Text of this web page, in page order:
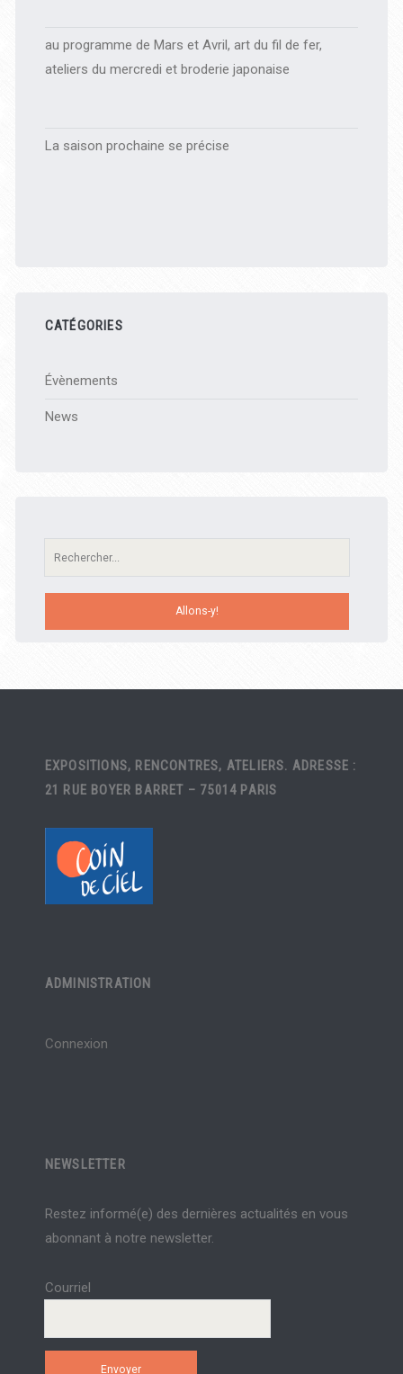
au programme de Mars et Avril, art du fil de fer,
ateliers du mercredi et broderie japonaise
La saison prochaine se précise
CATÉGORIES
Évènements
News
Recherche:
EXPOSITIONS, RENCONTRES, ATELIERS. ADRESSE :
21 RUE BOYER BARRET – 75014 PARIS
ADMINISTRATION
Connexion
NEWSLETTER
Restez informé(e) des dernières actualités en vous
abonnant à notre newsletter.
Courriel